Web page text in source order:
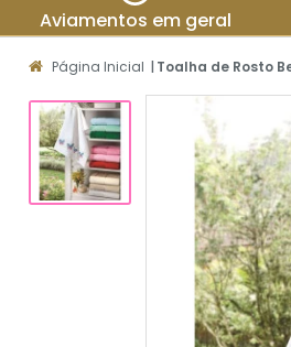
Aviamentos em geral
Página Inicial | Toalha de Rosto